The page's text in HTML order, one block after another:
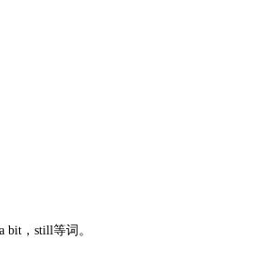
bit，still等词。